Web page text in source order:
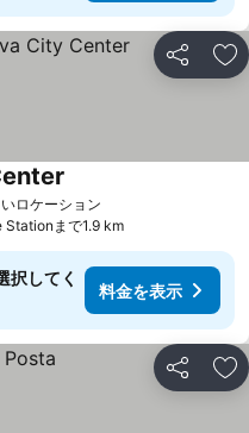
シェア お
ロケーション
まで1.9 km
択してく
料金を表示
シェア お